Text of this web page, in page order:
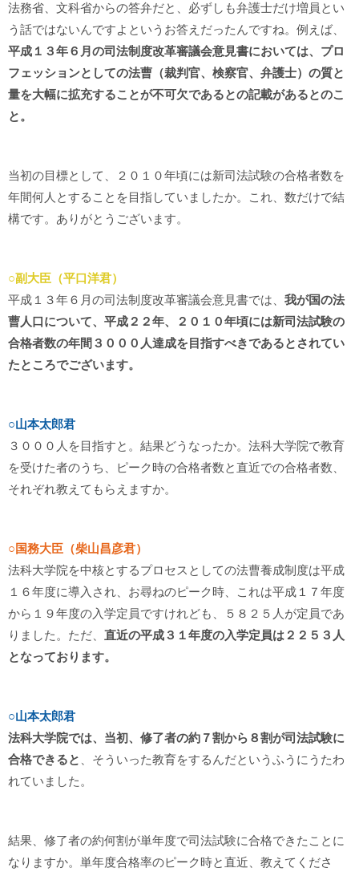
法務省、文科省からの答弁だと、必ずしも弁護士だけ増員とい
う話ではないんですよというお答えだったんですね。例えば、
平成１３年６月の司法制度改革審議会意見書においては、プロ
フェッションとしての法曹（裁判官、検察官、弁護士）の質と
量を大幅に拡充することが不可欠であるとの記載があるとのこ
と。
当初の目標として、２０１０年頃には新司法試験の合格者数を
年間何人とすることを目指していましたか。これ、数だけで結
構です。ありがとうございます。
○副大臣（平口洋君）
平成１３年６月の司法制度改革審議会意見書では、 我が国の法
曹人口について、平成２２年、２０１０年頃には新司法試験の
合格者数の年間３０００人達成を目指すべきであるとされてい
たところでございます。
○山本太郎君
３０００人を目指すと。結果どうなったか。法科大学院で教育
を受けた者のうち、ピーク時の合格者数と直近での合格者数、
それぞれ教えてもらえますか。
○国務大臣（柴山昌彦君）
法科大学院を中核とするプロセスとしての法曹養成制度は平成
１６年度に導入され、お尋ねのピーク時、これは平成１７年度
から１９年度の入学定員ですけれども、５８２５人が定員であ
りました。ただ、 直近の平成３１年度の入学定員は２２５３人
となっております。
○山本太郎君
法科大学院では、当初、修了者の約７割から８割が司法試験に
合格できると 、そういった教育をするんだというふうにうたわ
れていました。
結果、修了者の約何割が単年度で司法試験に合格できたことに
なりますか。単年度合格率のピーク時と直近、教えてくださ